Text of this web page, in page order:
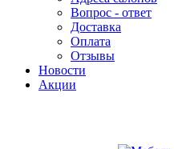
Вопрос - ответ
Доставка
Оплата
Отзывы
Новости
Акции